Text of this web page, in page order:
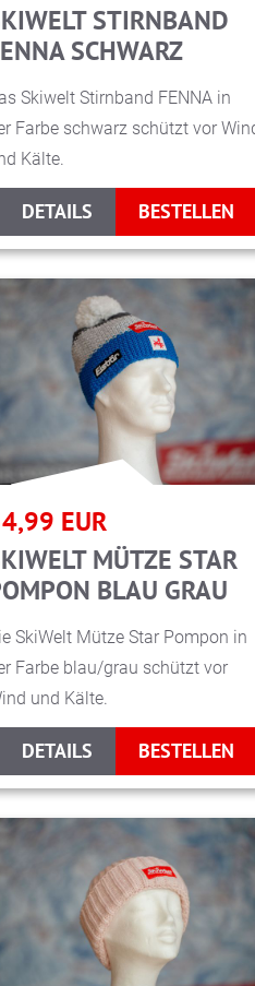
STIRNBAND
SCHWARZ
Skiwelt Stirnband FENNA in
Farbe schwarz schützt vor
Kälte.
DETAILS BESTELLEN
EUR
MÜTZE STAR
BLAU GRAU
SkiWelt Mütze Star Pompon in
Farbe blau/grau schützt vor
und Kälte.
DETAILS BESTELLEN